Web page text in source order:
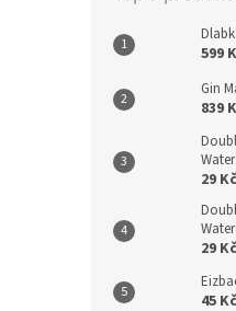
599
Gin
839
29 Kč
29 Kč
45 Kč